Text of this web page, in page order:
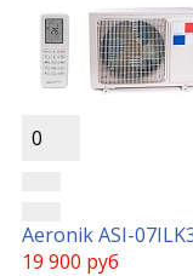
0
Aeronik ASI-
19 900 руб